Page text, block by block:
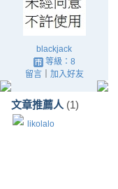
blackjack
等級：8
留言｜ 加入好友
文章推薦人 (1)
likolalo